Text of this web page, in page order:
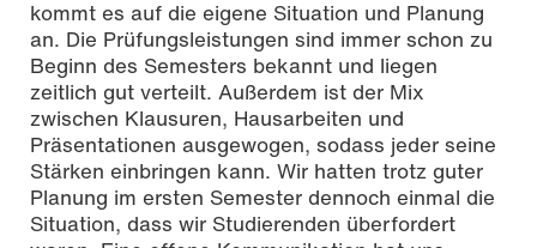
kommt es auf die eigene Situation und Planung
an. Die Prüfungsleistungen sind immer schon zu
Beginn des Semesters bekannt und liegen
zeitlich gut verteilt. Außerdem ist der Mix
zwischen Klausuren, Hausarbeiten und
Präsentationen ausgewogen, sodass jeder seine
Stärken einbringen kann. Wir hatten trotz guter
Planung im ersten Semester dennoch einmal die
Situation, dass wir Studierenden überfordert